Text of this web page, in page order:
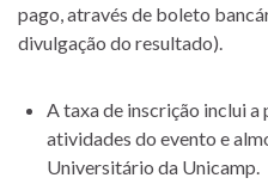
pago, através de boleto
divulgação do resultado).
A taxa de inscrição inclui
atividades do evento e
Universitário da Unicamp.